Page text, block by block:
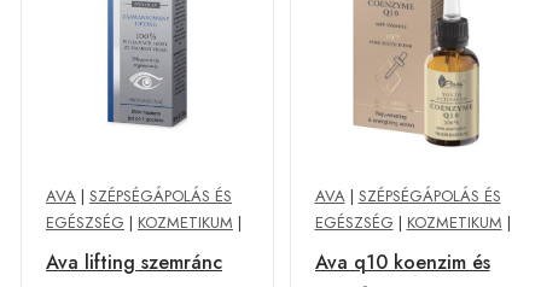
AVA | SZÉPSÉGÁPOLÁS ÉS
EGÉSZSÉG | KOZMETIKUM |
Ava lifting szemránc
AVA| SZÉPSÉGÁPOLÁS ÉS
EGÉSZSÉG | KOZMETIKUM |
Ava q10 koenzim és